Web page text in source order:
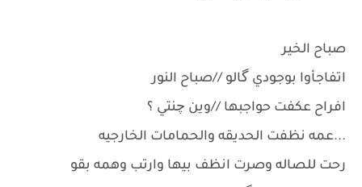
صباح الخير
اتفاجأوا بوجودي گالو //صباح النور
افراح عكفت حواجبها //وين چنتي ؟
...عمه نظفت الحديقه والحمامات الخارجيه
رحت للصاله وصرت انظف بيها وارتب وهمه بقو